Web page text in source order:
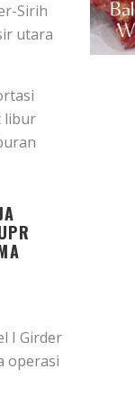
Sirih
utara
libur
I Girder
operasi